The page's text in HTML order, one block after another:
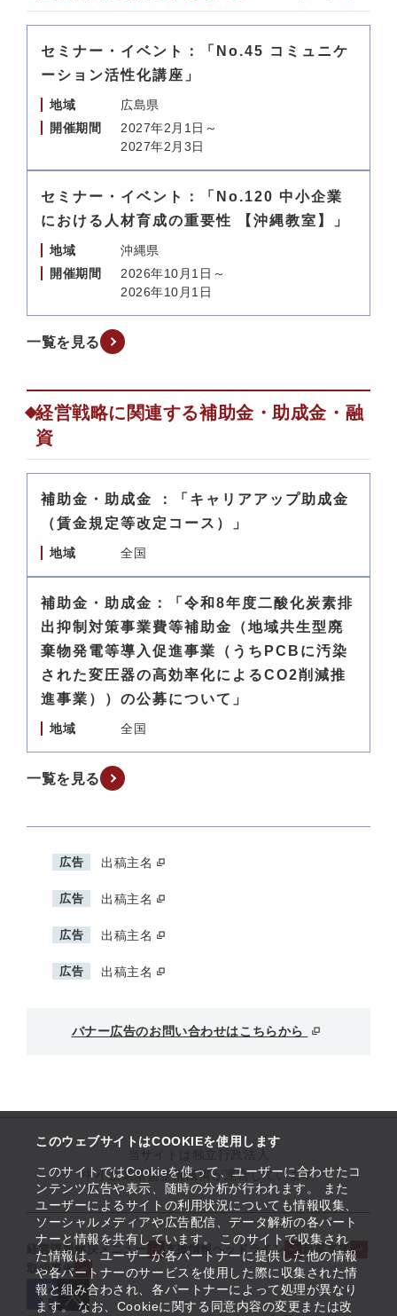
このウェブサイトはCOOKIEを使用します
このサイトではCookieを使って、ユーザーに合わせたコ
ンテンツ広告や表示、随時の分析が行われます。 また
ユーザーによるサイトの利用状況についても情報収集、
ソーシャルメディアや広告配信、データ解析の各パート
ナーと情報を共有しています。 このサイトで収集され
た情報は、ユーザーが各パートナーに提供した他の情報
や各パートナーのサービスを使用した際に収集された情
報と組み合わされ、各パートナーによって処理が異なり
ます。 なお、Cookieに関する同意内容の変更または改
セミナー・イベント：「No.45 コミュニケ
ーション活性化講座」
地域
広島県
開催期間
2027年2月1日～
2027年2月3日
セミナー・イベント：「No.120 中小企業
における人材育成の重要性 【沖縄教室】」
地域
沖縄県
開催期間
2026年10月1日～
2026年10月1日
一覧を見る
経営戦略に関連する補助金・助成金・融
資
補助金・助成金 ：「キャリアアップ助成金
（賃金規定等改定コース）」
地域 全国
補助金・助成金：「令和8年度二酸化炭素排
出抑制対策事業費等補助金（地域共生型廃
棄物発電等導入促進事業（うちPCBに汚染
された変圧器の高効率化によるCO2削減推
進事業））の公募について」
地域 全国
一覧を見る
広告 出稿主名
広告 出稿主名
広告 出稿主名
広告 出稿主名
バナー広告のお問い合わせはこちらから
中小企業基盤整備機構が運営しています
経営課題解決メニュー 支援情報ヘッドライン
起業支援
取組事例